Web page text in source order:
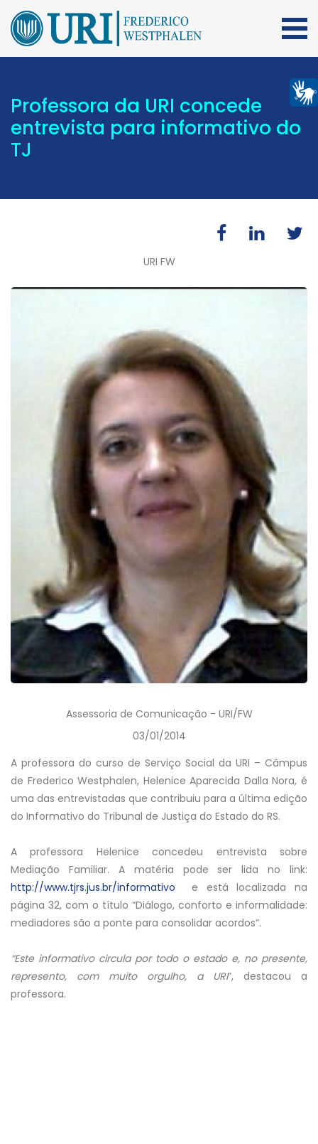
Professora da URI concede
entrevista para informativo do
TJ
URI FW
Assessoria de Comunicação - URI/FW
03/01/2014
A professora do curso de Serviço Social da URI – Câmpus
de Frederico Westphalen, Helenice Aparecida Dalla Nora, é
uma das entrevistadas que contribuiu para a última edição
do Informativo do Tribunal de Justiça do Estado do RS.
A professora Helenice concedeu entrevista sobre
Mediação Familiar. A matéria pode ser lida no link:
http://www.tjrs.jus.br/informativo e está localizada na
página 32, com o título “Diálogo, conforto e informalidade:
mediadores são a ponte para consolidar acordos”.
“Este informativo circula por todo o estado e, no presente,
represento, com muito orgulho, a URI”, destacou a
professora.